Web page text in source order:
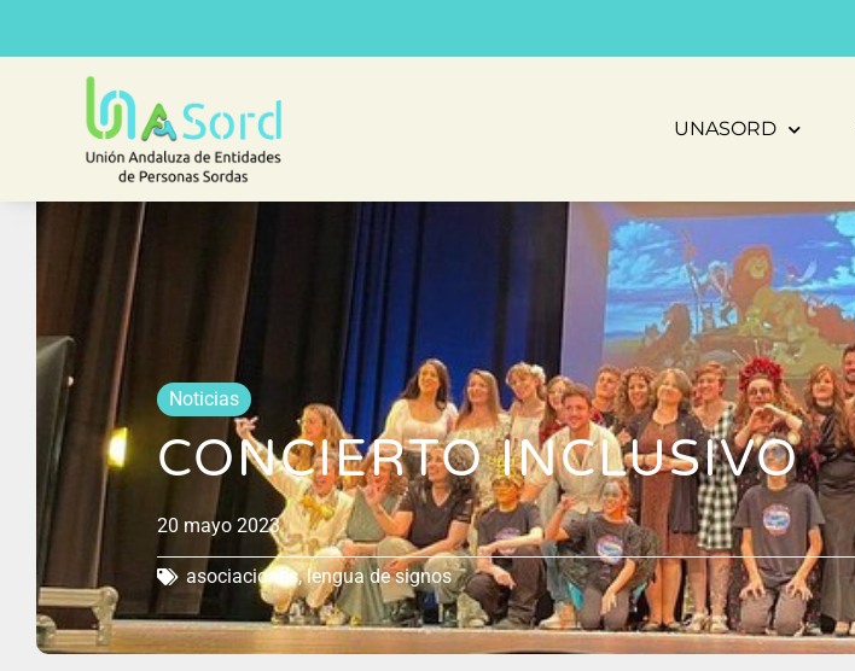
UNASORD
Noticias
CONCIERTO INCLUSIVO
20 mayo 2023
asociaciones,lengua de signos